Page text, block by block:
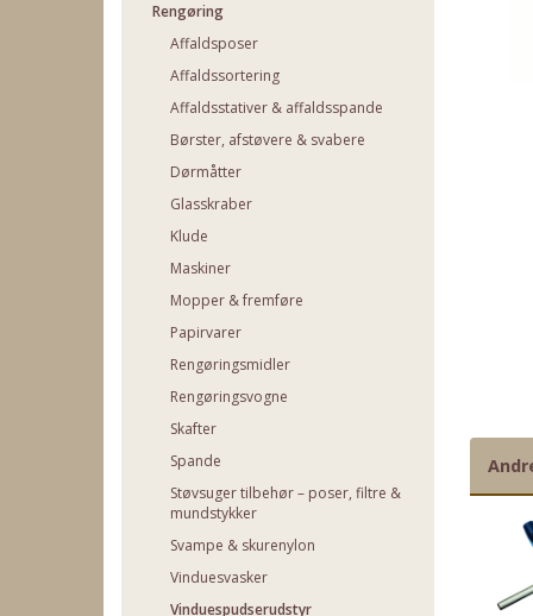
Rengøring
Affaldsposer
Affaldssortering
Affaldsstativer & affaldsspande
Børster, afstøvere & svabere
Dørmåtter
Glasskraber
Klude
Maskiner
Mopper & fremføre
Papirvarer
Rengøringsmidler
Rengøringsvogne
Skafter
Spande
Støvsuger tilbehør – poser, filtre &
mundstykker
Svampe & skurenylon
Vinduesvasker
Vinduespudserudstyr